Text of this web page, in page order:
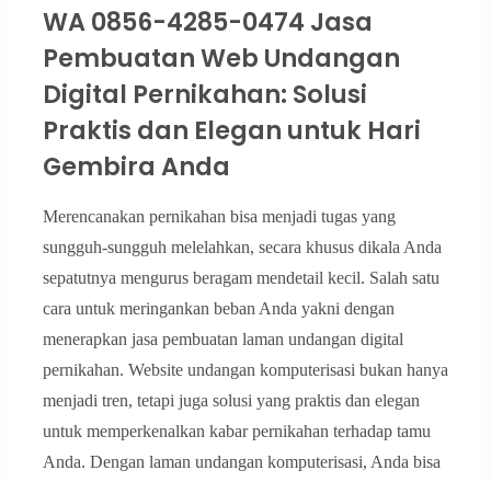
WA 0856-4285-0474 Jasa
Pembuatan Web Undangan
Digital Pernikahan: Solusi
Praktis dan Elegan untuk Hari
Gembira Anda
Merencanakan pernikahan bisa menjadi tugas yang
sungguh-sungguh melelahkan, secara khusus dikala Anda
sepatutnya mengurus beragam mendetail kecil. Salah satu
cara untuk meringankan beban Anda yakni dengan
menerapkan jasa pembuatan laman undangan digital
pernikahan. Website undangan komputerisasi bukan hanya
menjadi tren, tetapi juga solusi yang praktis dan elegan
untuk memperkenalkan kabar pernikahan terhadap tamu
Anda. Dengan laman undangan komputerisasi, Anda bisa